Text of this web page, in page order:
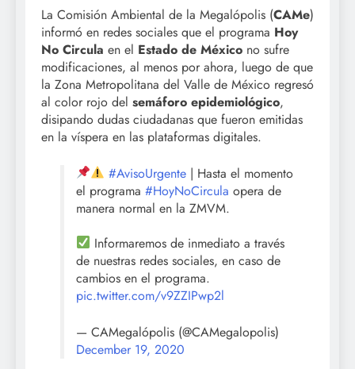
La Comisión Ambiental de la Megalópolis (CAMe)
informó en redes sociales que el programa Hoy
No Circula en el Estado de México no sufre
modificaciones, al menos por ahora, luego de que
la Zona Metropolitana del Valle de México regresó
al color rojo del semáforo epidemiológico,
disipando dudas ciudadanas que fueron emitidas
en la víspera en las plataformas digitales.
#AvisoUrgente | Hasta el momento
el programa #HoyNoCircula opera de
manera normal en la ZMVM.
Informaremos de inmediato a través
de nuestras redes sociales, en caso de
cambios en el programa.
pic.twitter.com/v9ZZIPwp2l
— CAMegalópolis (@CAMegalopolis)
December 19, 2020